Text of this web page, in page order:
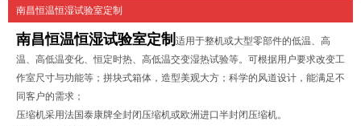
南昌恒温恒湿试验室定制
南昌恒温恒湿试验室定制 适用于整机或大型零部件的低温、高
温、高低温变化、恒定时热、高低温交变湿热试验等。可根据用户要求改变工
作室尺寸与功能等；拼块式箱体，造型美观大方；科学的风道设计，能满足不
同客户的需求；
压缩机采用法国泰康牌全封闭压缩机或欧洲进口半封闭压缩机。